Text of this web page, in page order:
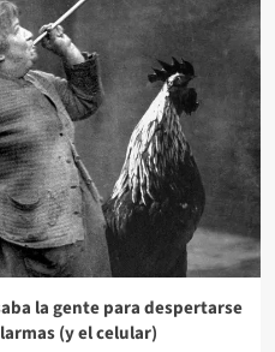
la gente para despertarse
(y el celular)